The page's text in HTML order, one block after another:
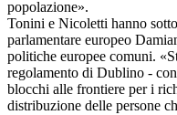
popolazione».
Tonini e Nicoletti hanno
parlamentare europeo
politiche europee comuni.
regolamento di Dublino -
blocchi alle frontiere per i
distribuzione delle persone